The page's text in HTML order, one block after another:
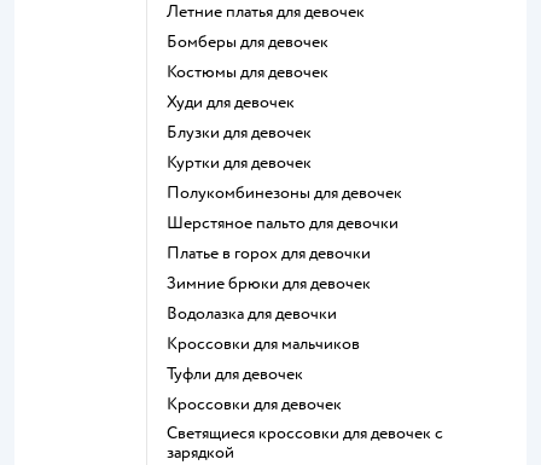
Летние платья для девочек
Бомберы для девочек
Костюмы для девочек
Худи для девочек
Блузки для девочек
Куртки для девочек
Полукомбинезоны для девочек
Шерстяное пальто для девочки
Платье в горох для девочки
Зимние брюки для девочек
Водолазка для девочки
Кроссовки для мальчиков
Туфли для девочек
Кроссовки для девочек
Светящиеся кроссовки для девочек с
зарядкой